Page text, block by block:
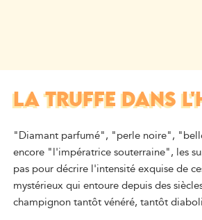
LA TRUFFE DANS
"Diamant parfumé", "perle noire",
encore "l'impératrice souterraine", les
pas pour décrire l'intensité exquise de
mystérieux qui entoure depuis des
champignon tantôt vénéré, tantôt